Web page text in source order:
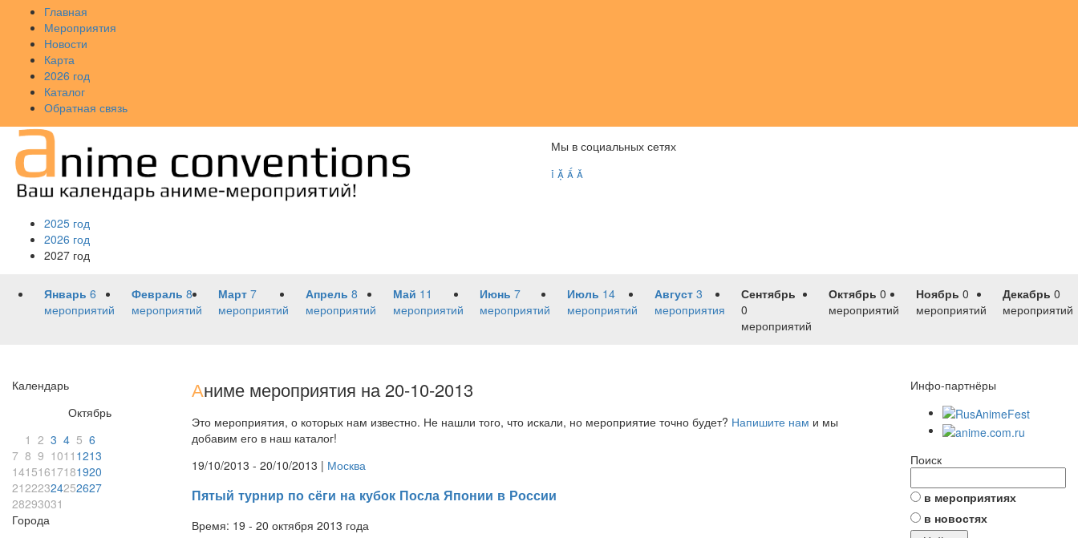
Главная
Мероприятия
Новости
Карта
2026 год
Каталог
Обратная связь
Мы в социальных сетях
   
2025 год
2026 год
2027 год
Январь 6
мероприятий
Февраль 8
мероприятий
Март 7
мероприятий
Апрель 8
мероприятий
Май 11
мероприятий
Июнь 7
мероприятий
Июль 14
мероприятий
Август 3
мероприятия
Сентябрь
0
мероприятий
Октябрь 0
мероприятий
Ноябрь 0
мероприятий
Декабрь 0
мероприятий
Календарь
Октябрь
1 2 3 4 5 6
7 8 9 1011 1213
14151617181920
21222324252627
28293031
Города
Аниме мероприятия на 20-10-2013
Это мероприятия, о которых нам известно. Не нашли того, что искали, но мероприятие точно будет? Напишите нам и мы
добавим его в наш каталог!
19/10/2013 - 20/10/2013 | Москва
Пятый турнир по сёги на кубок Посла Японии в России
Время: 19 - 20 октября 2013 года
Инфо-партнёры
Поиск
в мероприятиях
в новостях